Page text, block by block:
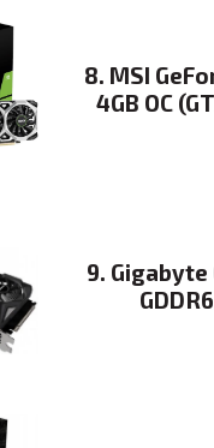
8. MSI
4GB OC
9. Gigabyte